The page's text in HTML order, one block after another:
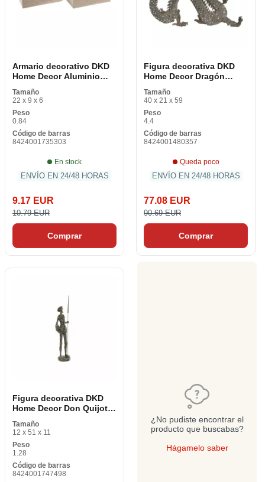
Armario decorativo DKD
Home Decor Aluminio
6 x 9 cm (2 piezas) (1
Tamaño
22 x 9 x 6
Peso
0.84
Código de barras
8424001735303
En stock
ENVÍO EN 24/48 HORAS
9.17 EUR
10.79 EUR
Comprar
Figura decorativa DKD
Home Decor Dragón
5 x 31 cm)
Tamaño
40 x 21 x 59
Peso
4.4
Código de barras
8424001480357
Queda poco
ENVÍO EN 24/48 HORAS
77.08 EUR
90.69 EUR
Comprar
Figura decorativa DKD
Home Decor Don Quijote
11 x 51 cm
Tamaño
12 x 51 x 11
Peso
1.28
Código de barras
8424001747498
¿No pudiste encontrar el
producto que buscabas?
Hágamelo saber